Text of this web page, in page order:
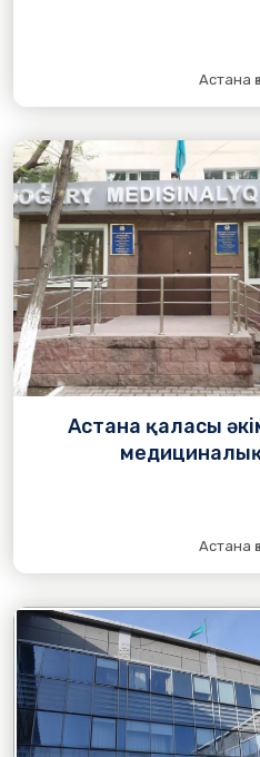
Астана
Астана қаласы
Астана